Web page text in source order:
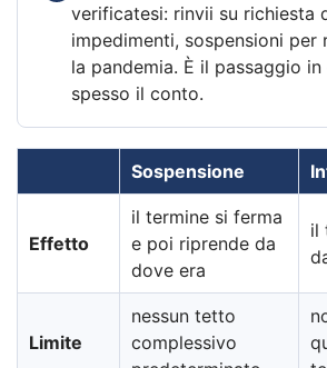
verificatesi: rinvii su richiesta
impedimenti, sospensioni
la pandemia. È il passaggio
spesso il conto.
Sospensione
Effetto
il termine si ferma
e poi riprende da
dove era
il
Limite
nessun tetto
complessivo